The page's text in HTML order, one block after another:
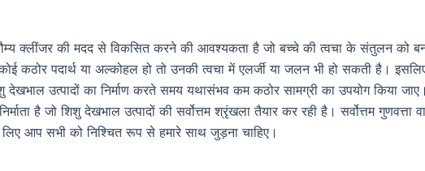
क्लींजर की मदद से विकसित करने की आवश्यकता है जो बच्चे की त्वचा के संतुलन को
कठोर पदार्थ या अल्कोहल हो तो उनकी त्वचा में एलर्जी या जलन भी हो सकती है।
उत्पादों का निर्माण करते समय यथासंभव कम कठोर सामग्री का उपयोग किया
है जो शिशु देखभाल उत्पादों की सर्वोत्तम श्रृंखला तैयार कर रही है। सर्वोत्तम गुणवत्ता
आप सभी को निश्चित रूप से हमारे साथ जुड़ना चाहिए।